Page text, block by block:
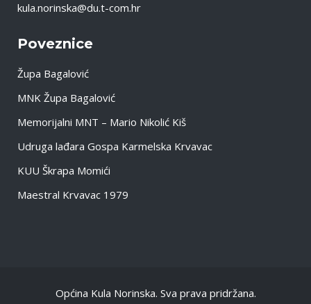
kula.norinska@du.t-com.hr
Poveznice
Župa Bagalović
MNK Župa Bagalović
Memorijalni MNT – Mario Nikolić Kiš
Udruga lađara Gospa Karmelska Krvavac
KUU Škrapa Momići
Maestral Krvavac 1979
Općina Kula Norinska. Sva prava pridržana.